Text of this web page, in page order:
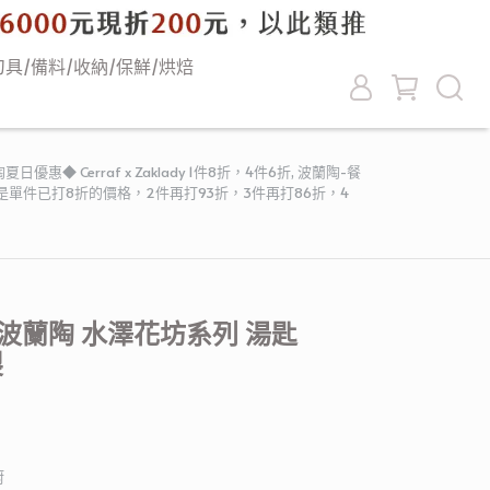
具/備料/收納/保鮮/烘焙
日優惠◆ Cerraf x Zaklady 1件8折，4件6折, 波蘭陶-餐
件已打8折的價格，2件再打93折，3件再打86折，4
蘭陶 水澤花坊系列 湯匙